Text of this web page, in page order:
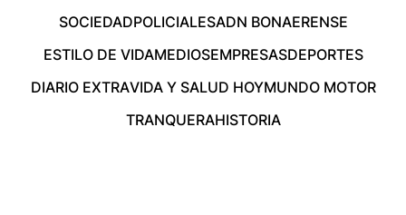
SOCIEDADPOLICIALESADN BONAERENSE
ESTILO DE VIDAMEDIOSEMPRESASDEPORTES
DIARIO EXTRAVIDA Y SALUD HOYMUNDO MOTOR
TRANQUERAHISTORIA